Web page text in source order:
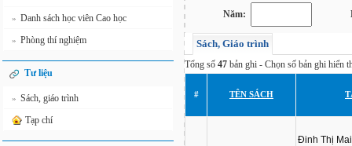
» Danh sách học viên Cao học
» Phòng thí nghiệm
Tư liệu
» Sách, giáo trình
Tạp chí
Năm:
Sách, Giáo trình
Tổng số 47 bản ghi - Chọn số bản ghi hiển
# TÊN SÁCH
Đinh Thị